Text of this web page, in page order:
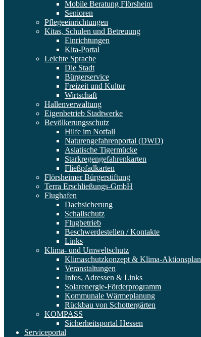
Mobile Beratung Flörsheim
Senioren
Pflegeeinrichtungen
Kitas, Schulen und Betreuung
Einrichtungen
Kita-Portal
Leichte Sprache
Die Stadt
Bürgerservice
Freizeit und Kultur
Wirtschaft
Hallenverwaltung
Eigenbetrieb Stadtwerke
Bevölkerungsschutz
Hilfe im Notfall
Naturengefahrenportal (DWD)
Asiatische Tigermücke
Starkregengefahrenkarten
Fließpfadkarten
Flörsheimer Bürgerstiftung
Terra Erschließungs-GmbH
Flughafen
Dachsicherung
Schallschutz
Flugbetrieb
Beschwerdestellen / Kontakte
Links
Klima- und Umweltschutz
Klimaschutzkonzept & Klima-Aktionsplan
Veranstaltungen
Infos, Adressen & Links
Solarenergie-Förderprogramm
Kommunale Wärmeplanung
Rückbau von Schottergärten
KOMPASS
Sicherheitsportal Hessen
Serviceportal